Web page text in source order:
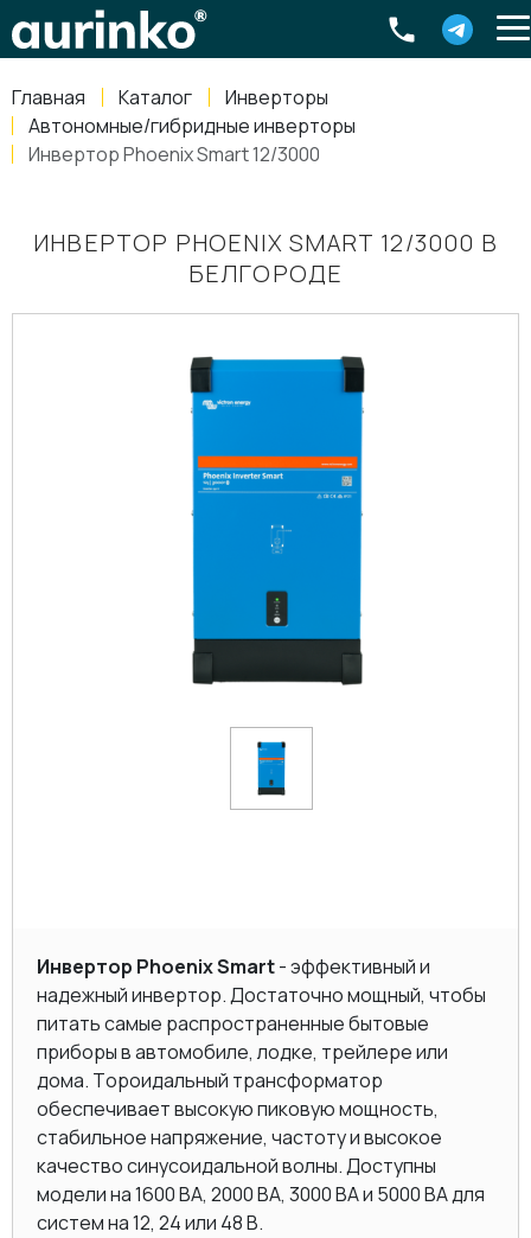
Главная Каталог
Инверторы
Автономные/гибридные инверторы
Инвертор Phoenix Smart 12/3000
ИНВЕРТОР PHOENIX SMART 12/3000 В
БЕЛГОРОДЕ
Инвертор Phoenix Smart- эффективный и
надежный инвертор. Достаточно мощный, чтобы
питать самые распространенные бытовые
приборы в автомобиле, лодке, трейлере или
дома. Тороидальный трансформатор
обеспечивает высокую пиковую мощность,
стабильное напряжение, частоту и высокое
качество синусоидальной волны. Доступны
модели на 1600 ВА, 2000 BA, 3000 BA и 5000 ВА для
систем на 12, 24 или 48 В.
Россия, Свердловская область Екатеринбург ,
8-800-770-79-40